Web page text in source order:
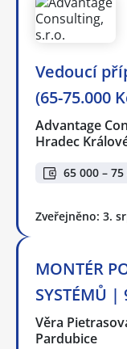
Vedoucí
(65-75.000
Advantage
Hradec
65 000 – 75
Zveřejněno: 3.
MONTÉR
SYSTÉMŮ |
Věra
Pardubice